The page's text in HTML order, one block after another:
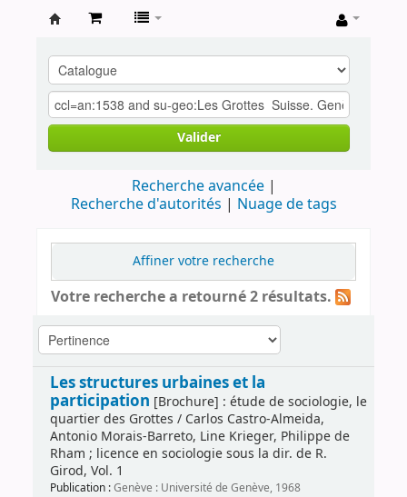
contestataires
Valider
Recherche avancée
Recherche d'autorités
Nuage de tags
Affiner votre recherche
Votre recherche a retourné 2 résultats.
Les structures urbaines et la
participation [Brochure] : étude de sociologie, le
quartier des Grottes / Carlos Castro-Almeida,
Antonio Morais-Barreto, Line Krieger, Philippe de
Rham ; licence en sociologie sous la dir. de R.
Girod, Vol. 1
Publication :Genève : Université de Genève, 1968